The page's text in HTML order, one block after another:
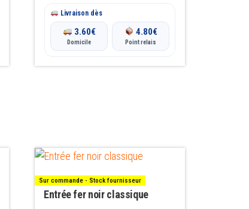
Livraison dès
3.60€
Domicile
4.80€
Point relais
Sur commande - Stock fournisseur
Entrée fer noir classique